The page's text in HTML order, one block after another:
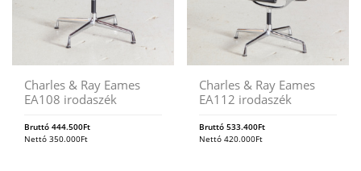
Charles & Ray Eames
EA108 irodaszék
Bruttó 444.500Ft
Nettó 350.000Ft
Charles & Ray Eames
EA112 irodaszék
Bruttó533.400Ft
Nettó420.000Ft